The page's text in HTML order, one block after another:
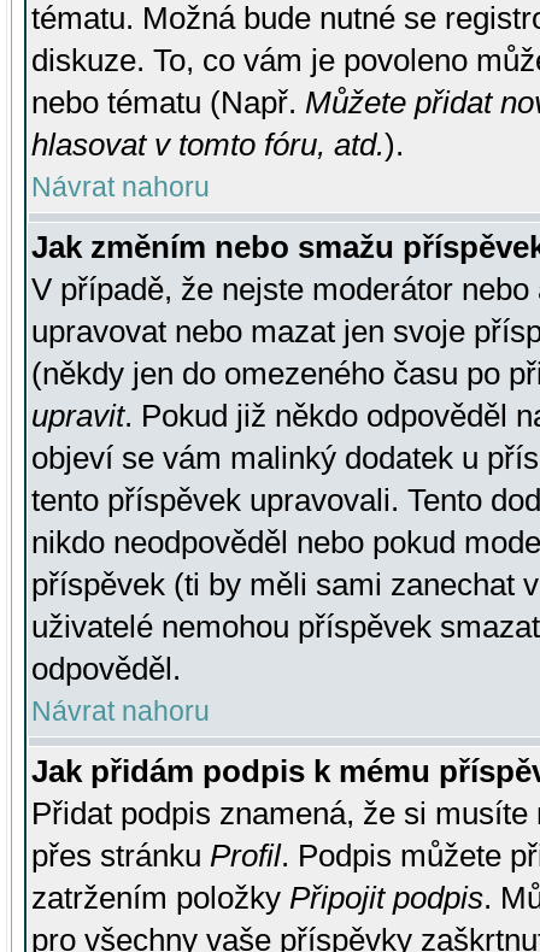
tématu. Možná bude nutné se
diskuze. To, co vám je povoleno
nebo tématu (Např. Můžete přidat
hlasovat v tomto fóru, atd.).
Návrat nahoru
Jak změním nebo smažu
V případě, že nejste moderátor
upravovat nebo mazat jen svoje
(někdy jen do omezeného času po
upravit. Pokud již někdo odpověděl
objeví se vám malinký dodatek u
tento příspěvek upravovali. Tento
nikdo neodpověděl nebo pokud
příspěvek (ti by měli sami zanechat
uživatelé nemohou příspěvek
odpověděl.
Návrat nahoru
Jak přidám podpis k mému
Přidat podpis znamená, že si
přes stránku Profil. Podpis můžete
zatržením položky Připojit podpis.
pro všechny vaše příspěvky